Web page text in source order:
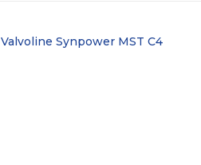
Valvoline Synpower MST C4